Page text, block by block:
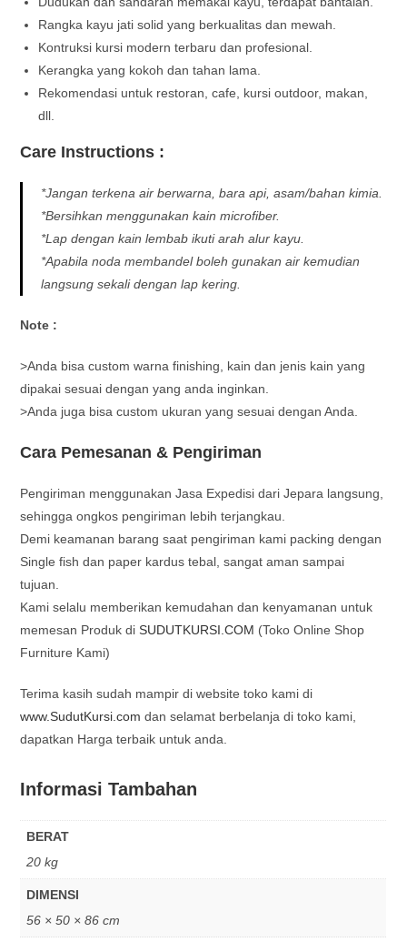
Rangka kayu jati solid yang berkualitas dan mewah.
Kontruksi kursi modern terbaru dan profesional.
Kerangka yang kokoh dan tahan lama.
Rekomendasi untuk restoran, cafe, kursi outdoor, makan,
dll.
Care Instructions :
*Jangan terkena air berwarna, bara api, asam/bahan kimia.
*Bersihkan menggunakan kain microfiber.
*Lap dengan kain lembab ikuti arah alur kayu.
*Apabila noda membandel boleh gunakan air kemudian
langsung sekali dengan lap kering.
Note :
>Anda bisa custom warna finishing, kain dan jenis kain yang
dipakai sesuai dengan yang anda inginkan.
>Anda juga bisa custom ukuran yang sesuai dengan Anda.
Cara Pemesanan & Pengiriman
Pengiriman menggunakan Jasa Expedisi dari Jepara langsung,
sehingga ongkos pengiriman lebih terjangkau.
Demi keamanan barang saat pengiriman kami packing dengan
Single fish dan paper kardus tebal, sangat aman sampai
tujuan.
Kami selalu memberikan kemudahan dan kenyamanan untuk
memesan Produk diSUDUTKURSI.COM (Toko Online Shop
Furniture Kami)
Terima kasih sudah mampir di website toko kami di
www.SudutKursi.com dan selamat berbelanja di toko kami,
dapatkan Harga terbaik untuk anda.
Informasi Tambahan
BERAT
20 kg
DIMENSI
56 × 50 × 86 cm